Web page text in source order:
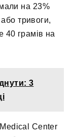
на 23%
тривоги,
40 грамів на
3
Center